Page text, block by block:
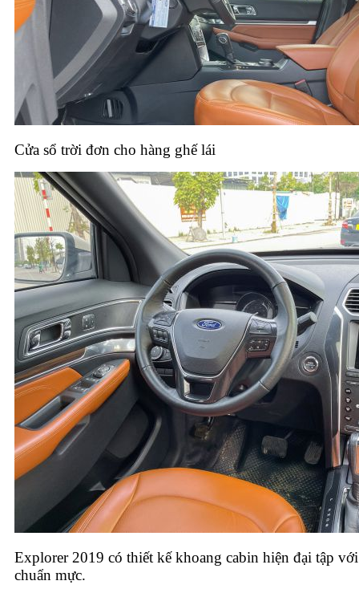
Cửa sổ trời đơn cho hàng ghế lái
Explorer 2019 có thiết kế khoang cabin hiện đại tập
chuẩn mực.